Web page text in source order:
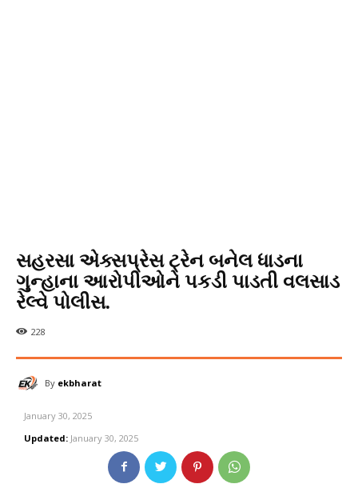
સહરસા એક્સપ્રેસ ટ્રેન બનેલ ધાડના
ગુન્હાના આરોપીઓને પકડી પાડતી વલસાડ
રેલ્વે પોલીસ.
228
By ekbharat
January 30, 2025
Updated: January 30, 2025